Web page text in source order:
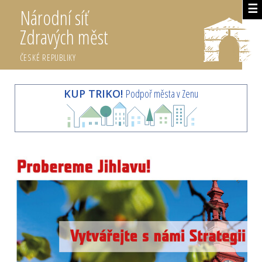
☰
Národní síť
Zdravých měst
ČESKÉ REPUBLIKY
KUP TRIKO! Podpoř města v Zenu